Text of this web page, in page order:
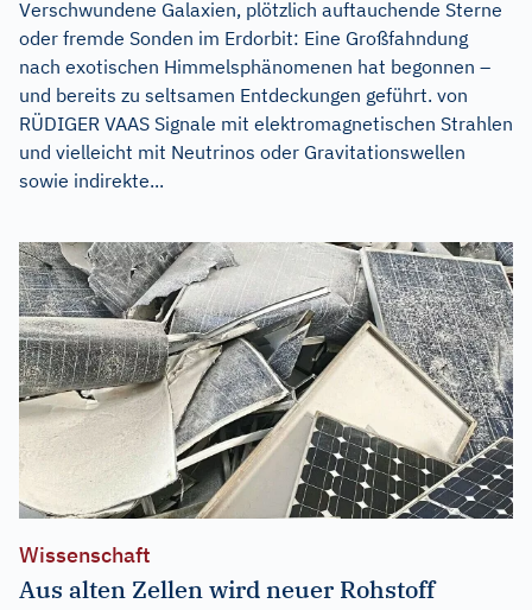
Verschwundene Galaxien, plötzlich auftauchende Sterne
oder fremde Sonden im Erdorbit: Eine Großfahndung
nach exotischen Himmelsphänomenen hat begonnen –
und bereits zu seltsamen Entdeckungen geführt. von
RÜDIGER VAAS Signale mit elektromagnetischen Strahlen
und vielleicht mit Neutrinos oder Gravitationswellen
sowie indirekte...
Wissenschaft
Aus alten Zellen wird neuer Rohstoff